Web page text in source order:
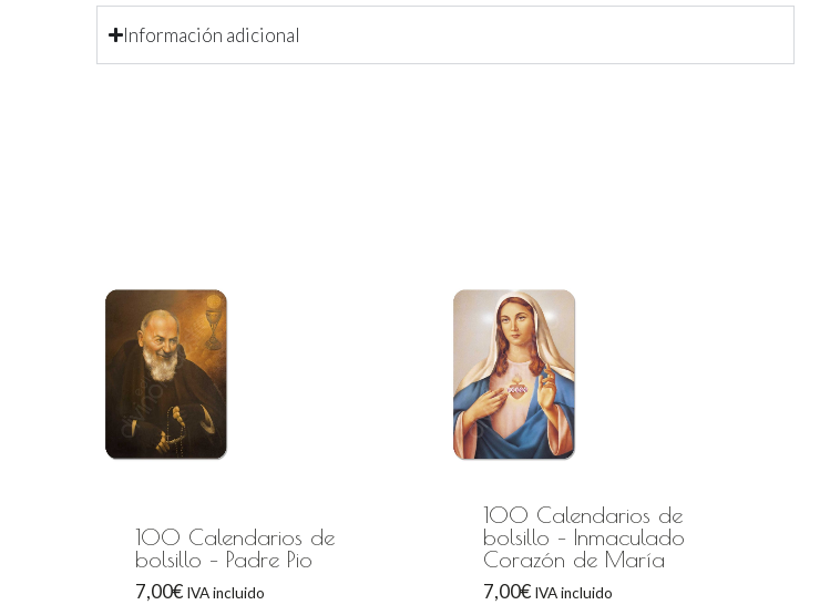
Información adicional
100 Calendarios de
bolsillo – Padre Pio
7,00€ IVA incluido
100 Calendarios de
bolsillo – Inmaculado
Corazón de María
7,00€ IVA incluido